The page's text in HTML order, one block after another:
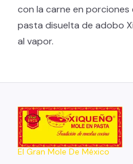
con la carne en porciones
pasta disuelta de adobo
al vapor.
El Gran Mole De México